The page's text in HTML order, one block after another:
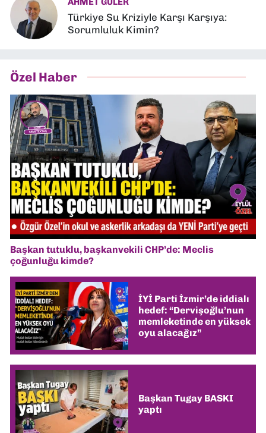
Türkiye Su Kriziyle Karşı Karşıya:
Sorumluluk Kimin?
Özel Haber
Başkan tutuklu, başkanvekili CHP’de: Meclis
çoğunluğu kimde?
İYİ Parti İzmir’de iddialı
hedef: “Dervişoğlu’nun
memleketinde en yüksek
oyu alacağız”
Başkan Tugay BASKI
yaptı